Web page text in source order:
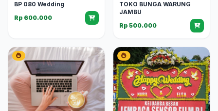
BP 080 Wedding
Rp 600.000
TOKO BUNGA WARUNG
JAMBU
Rp 500.000